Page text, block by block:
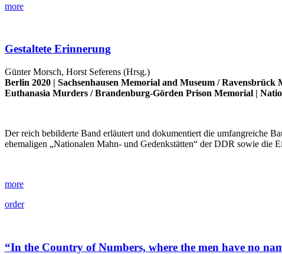
more
Gestaltete Erinnerung
Günter Morsch, Horst Seferens (Hrsg.)
Berlin 2020 | Sachsenhausen Memorial and Museum /Ravensbrück
Euthanasia Murders /Brandenburg-Görden Prison Memorial |
Der reich bebilderte Band erläutert und dokumentiert die umfangreiche
ehemaligen „Nationalen Mahn- und Gedenkstätten“ der DDR sowie die
more
order
“In the Country of Numbers, where the men have no